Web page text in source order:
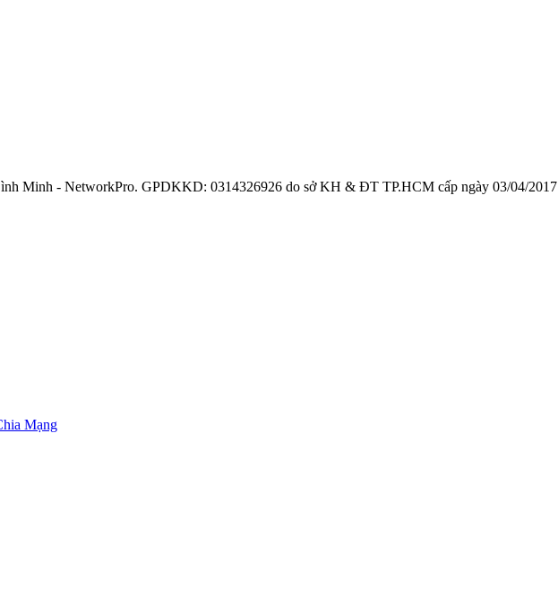
Minh - NetworkPro. GPDKKD: 0314326926 do sở KH & ĐT TP.HCM cấp ngày 03/04/2017
Mạng